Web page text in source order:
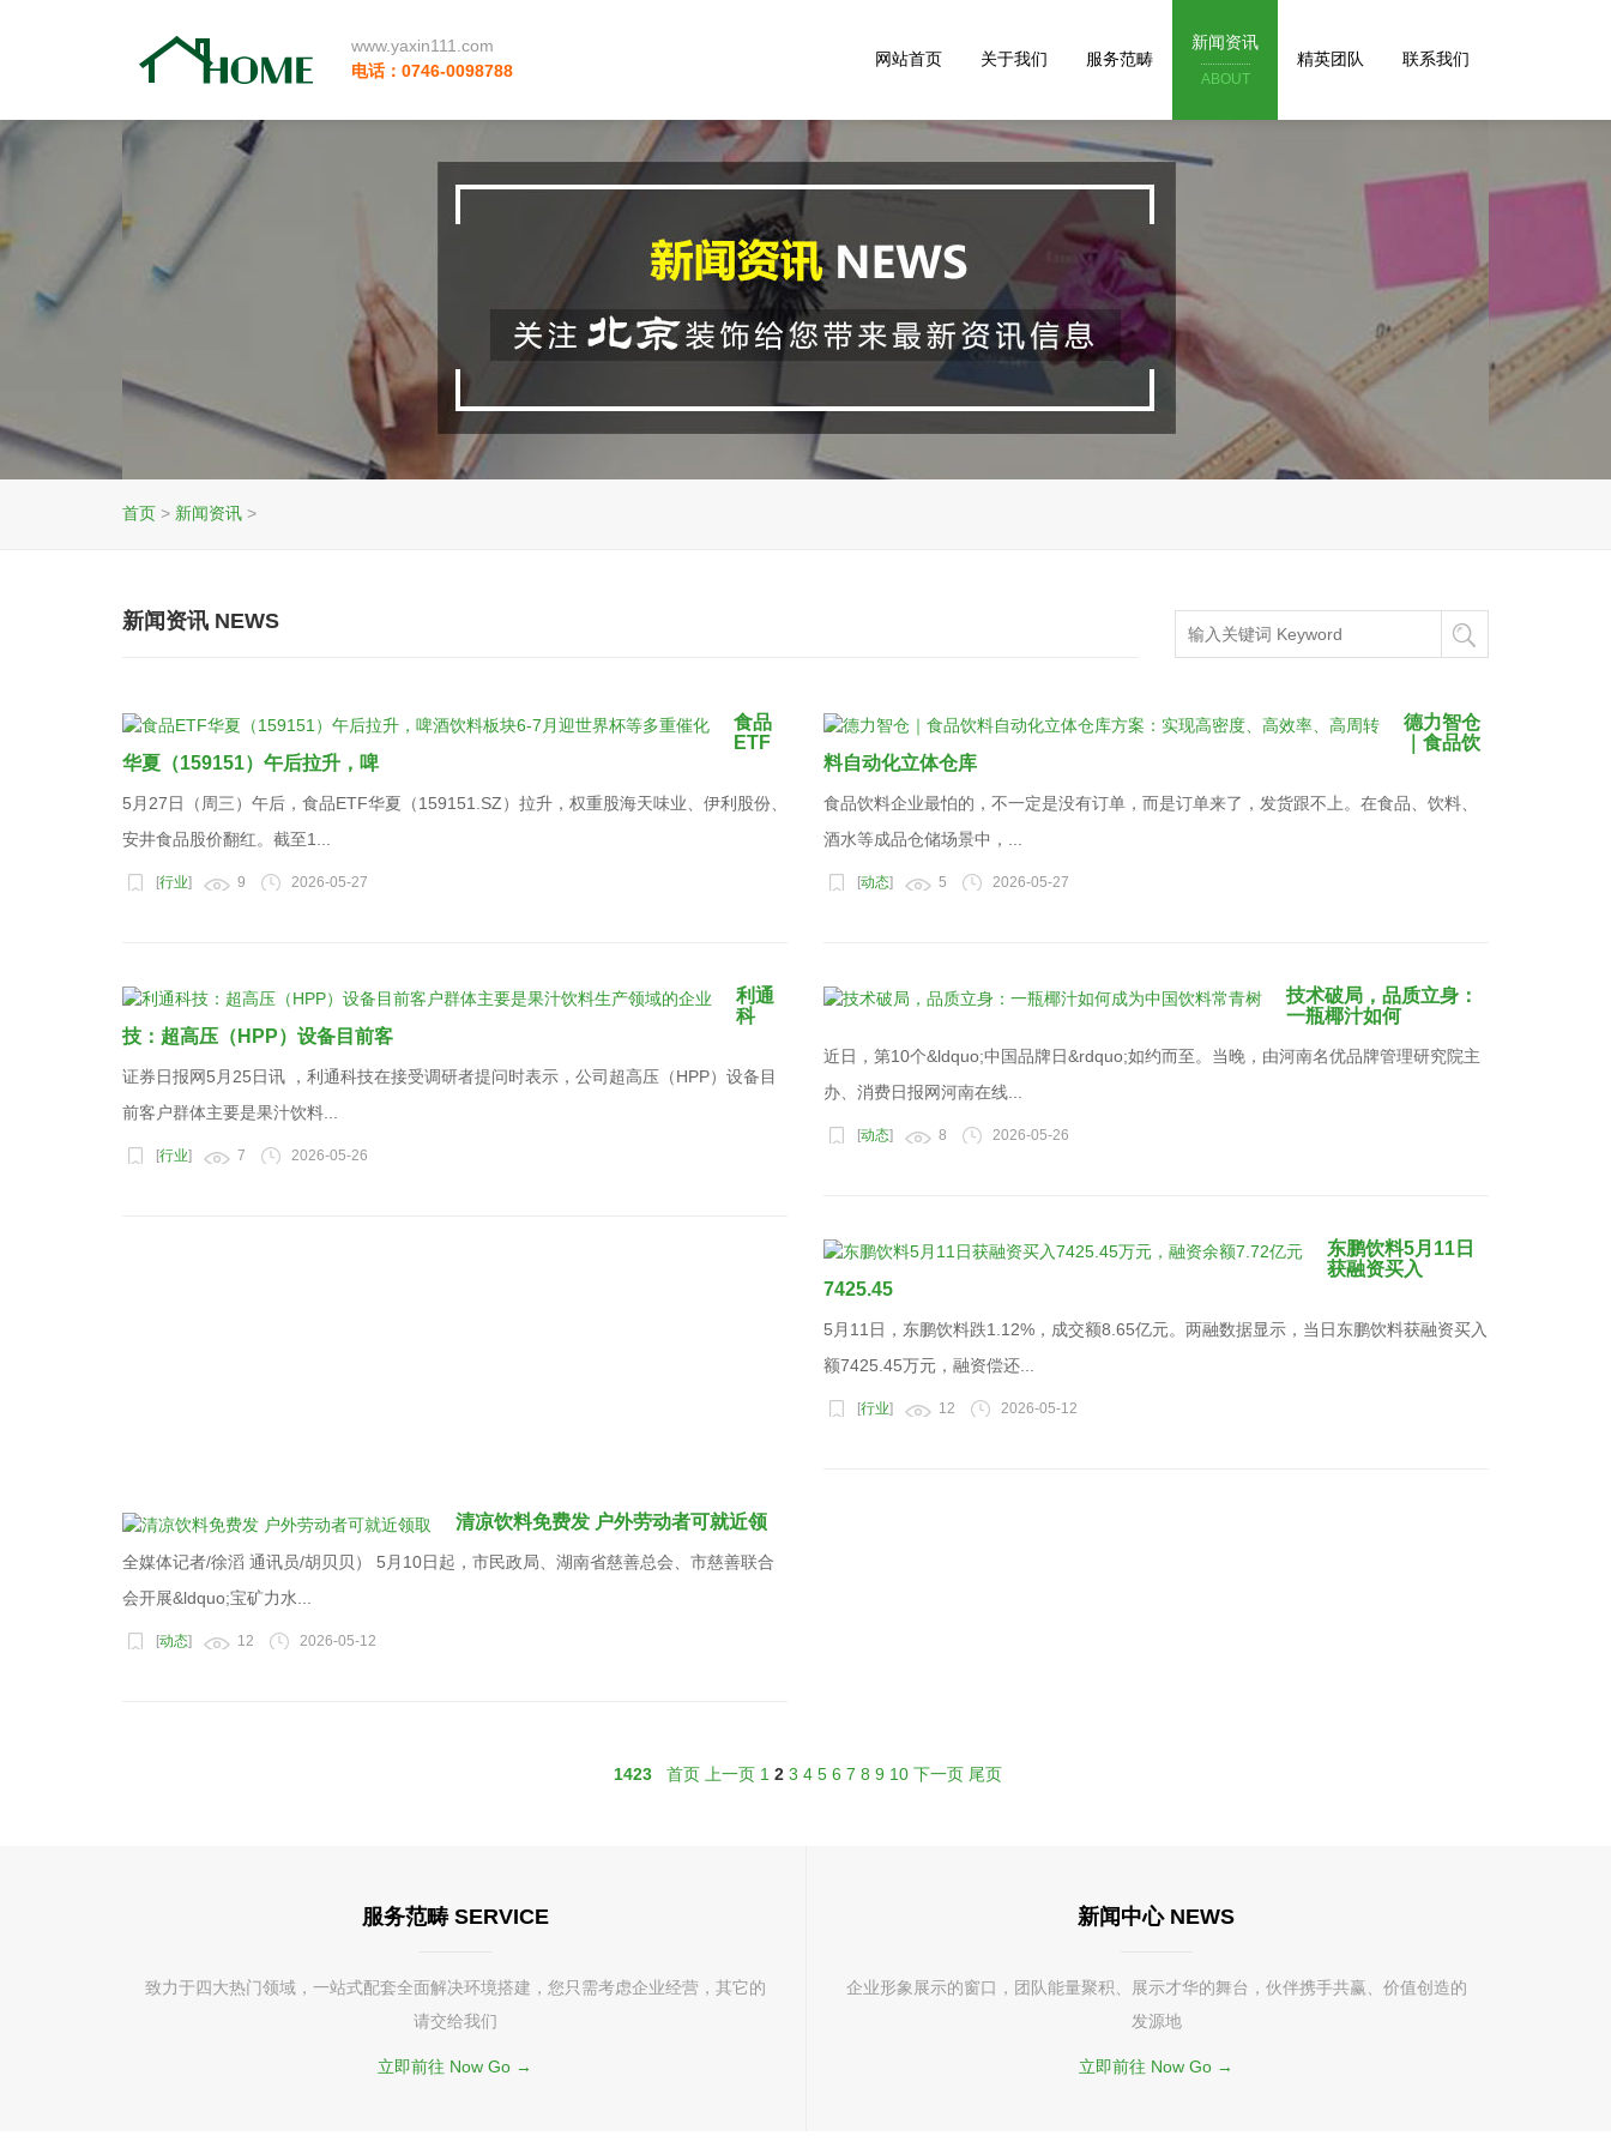
www.yaxin111.com
电话：0746-0098788
网站首页 关于我们 服务范畴
新闻资讯
ABOUT
精英团队 联系我们
首页 > 新闻资讯 >
新闻资讯 NEWS
食品
ETF
华夏（159151）午后拉升，啤
5月27日（周三）午后，食品ETF华夏（159151.SZ）拉升，权重股海天味业、伊利股份、
安井食品股价翻红。截至1...
[行业] 9 2026-05-27
德力智仓
｜食品饮
料自动化立体仓库
食品饮料企业最怕的，不一定是没有订单，而是订单来了，发货跟不上。在食品、饮料、
酒水等成品仓储场景中，...
[动态] 5 2026-05-27
利通
科
技：超高压（HPP）设备目前客
证券日报网5月25日讯 ，利通科技在接受调研者提问时表示，公司超高压（HPP）设备目
前客户群体主要是果汁饮料...
[行业] 7 2026-05-26
技术破局，品质立身：
一瓶椰汁如何
近日，第10个&ldquo;中国品牌日&rdquo;如约而至。当晚，由河南名优品牌管理研究院主
办、消费日报网河南在线...
[动态] 8 2026-05-26
东鹏饮料5月11日
获融资买入
7425.45
5月11日，东鹏饮料跌1.12%，成交额8.65亿元。两融数据显示，当日东鹏饮料获融资买入
额7425.45万元，融资偿还...
[行业] 12 2026-05-12
清凉饮料免费发 户外劳动者可就近领
全媒体记者/徐滔 通讯员/胡贝贝） 5月10日起，市民政局、湖南省慈善总会、市慈善联合
会开展&ldquo;宝矿力水...
[动态] 12 2026-05-12
1423 首页 上一页 1 2 3 4 5 6 7 8 9 10 下一页 尾页
服务范畴 SERVICE
致力于四大热门领域，一站式配套全面解决环境搭建，您只需考虑企业经营，其它的
请交给我们
立即前往 Now Go →
新闻中心 NEWS
企业形象展示的窗口，团队能量聚积、展示才华的舞台，伙伴携手共赢、价值创造的
发源地
立即前往 Now Go →